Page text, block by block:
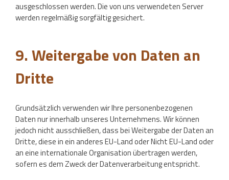
ausgeschlossen werden. Die von uns verwendeten Server
werden regelmäßig sorgfältig gesichert.
9. Weitergabe von Daten an
Dritte
Grundsätzlich verwenden wir Ihre personenbezogenen
Daten nur innerhalb unseres Unternehmens. Wir können
jedoch nicht ausschließen, dass bei Weitergabe der Daten an
Dritte, diese in ein anderes EU-Land oder Nicht EU-Land oder
an eine internationale Organisation übertragen werden,
sofern es dem Zweck der Datenverarbeitung entspricht.